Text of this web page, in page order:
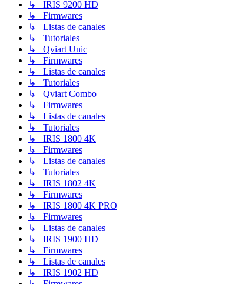
↳ IRIS 9200 HD
↳ Firmwares
↳ Listas de canales
↳ Tutoriales
↳ Qviart Unic
↳ Firmwares
↳ Listas de canales
↳ Tutoriales
↳ Qviart Combo
↳ Firmwares
↳ Listas de canales
↳ Tutoriales
↳ IRIS 1800 4K
↳ Firmwares
↳ Listas de canales
↳ Tutoriales
↳ IRIS 1802 4K
↳ Firmwares
↳ IRIS 1800 4K PRO
↳ Firmwares
↳ Listas de canales
↳ IRIS 1900 HD
↳ Firmwares
↳ Listas de canales
↳ IRIS 1902 HD